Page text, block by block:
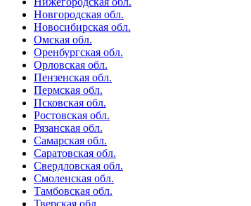
Новгородская обл.
Новосибирская обл.
Омская обл.
Оренбургская обл.
Орловская обл.
Пензенская обл.
Пермская обл.
Псковская обл.
Ростовская обл.
Рязанская обл.
Самарская обл.
Саратовская обл.
Свердловская обл.
Смоленская обл.
Тамбовская обл.